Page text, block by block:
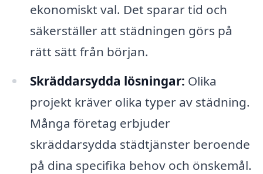
ekonomiskt val. Det sparar tid och
säkerställer att städningen görs på
rätt sätt från början.
Skräddarsydda lösningar: Olika
projekt kräver olika typer av städning.
Många företag erbjuder
skräddarsydda städtjänster beroende
på dina specifika behov och önskemål.